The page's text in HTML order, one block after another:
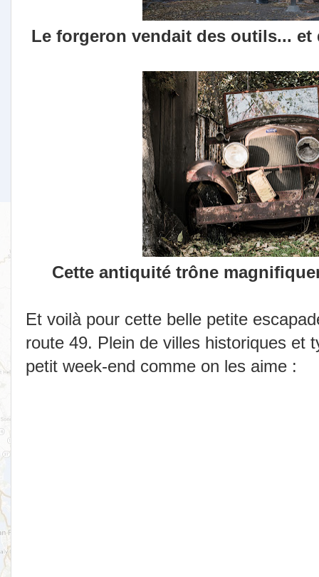
Le forgeron vendait des outils...
Cette antiquité trône
Et voilà pour cette belle petite
route 49. Plein de villes historiques et
petit week-end comme on les aime :